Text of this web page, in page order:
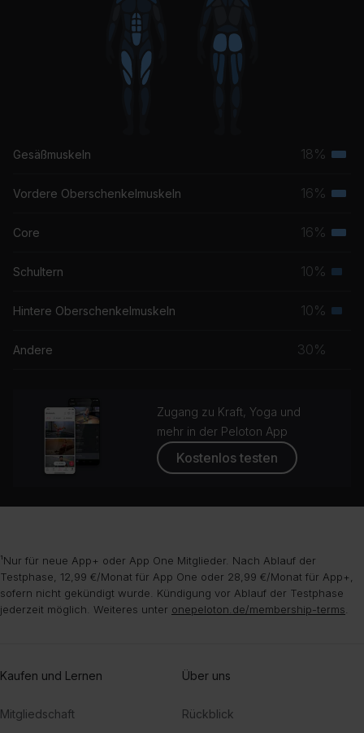
Gesäßmuskeln 18%
Vordere Oberschenkelmuskeln 16%
Core 16%
Schultern 10%
Hintere Oberschenkelmuskeln 10%
Andere 30%
Zugang zu Kraft, Yoga und
mehr in der Peloton App
Kostenlos testen
¹Nur für neue App+ oder App One Mitglieder. Nach Ablauf der
Testphase, 12,99 €/Monat für App One oder 28,99 €/Monat für App+,
sofern nicht gekündigt wurde. Kündigung vor Ablauf der Testphase
jederzeit möglich. Weiteres unter onepeloton.de/membership-terms
Kaufen und Lernen
Mitgliedschaft
Über uns
Rückblick